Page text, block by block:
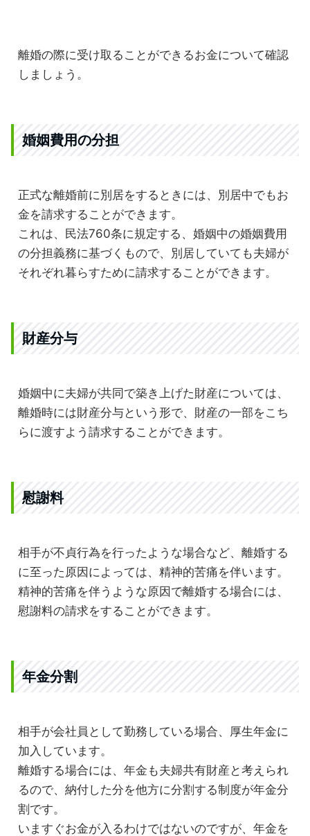
離婚の際に受け取ることができるお金について確認
しましょう。
婚姻費用の分担
正式な離婚前に別居をするときには、別居中でもお
金を請求することができます。
これは、民法760条に規定する、婚姻中の婚姻費用
の分担義務に基づくもので、別居していても夫婦が
それぞれ暮らすために請求することができます。
財産分与
婚姻中に夫婦が共同で築き上げた財産については、
離婚時には財産分与という形で、財産の一部をこち
らに渡すよう請求することができます。
慰謝料
相手が不貞行為を行ったような場合など、離婚する
に至った原因によっては、精神的苦痛を伴います。
精神的苦痛を伴うような原因で離婚する場合には、
慰謝料の請求をすることができます。
年金分割
相手が会社員として勤務している場合、厚生年金に
加入しています。
離婚する場合には、年金も夫婦共有財産と考えられ
るので、納付した分を他方に分割する制度が年金分
割です。
いますぐお金が入るわけではないのですが、年金を